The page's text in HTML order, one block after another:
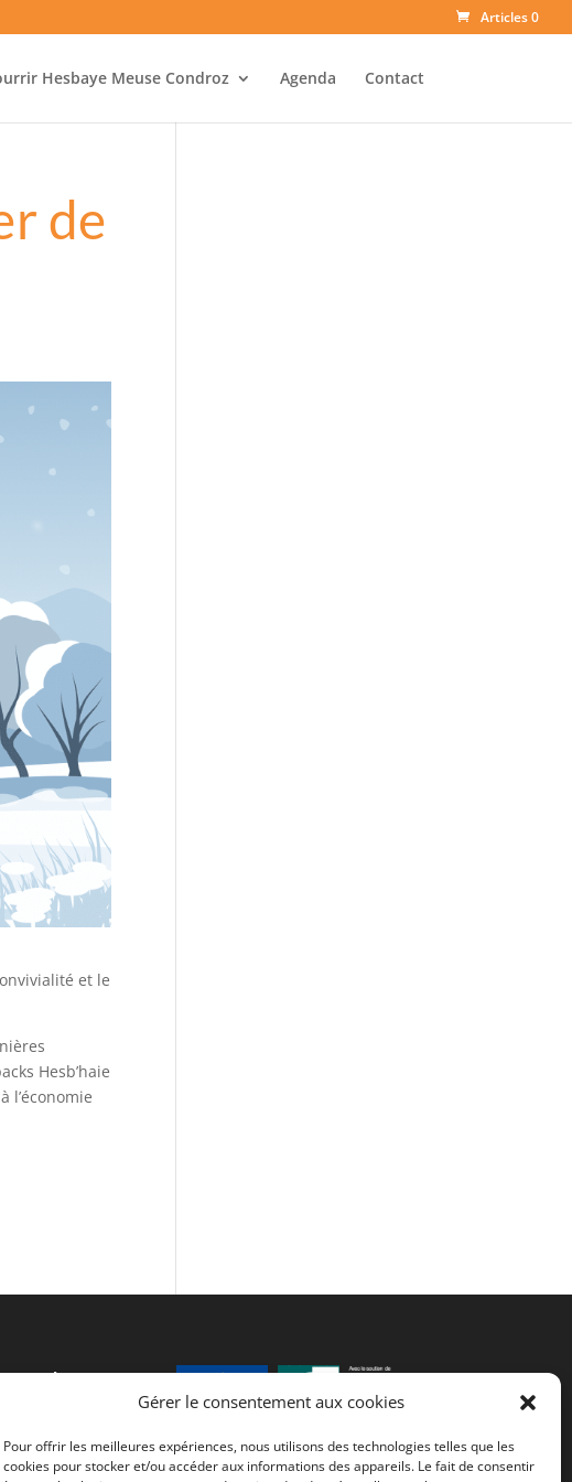
Gérer le consentement aux cookies
Pour offrir les meilleures expériences, nous utilisons des technologies telles que les
cookies pour stocker et/ou accéder aux informations des appareils. Le fait de consentir
Articles 0
Hesbaye Meuse Condroz Agenda Contact
de
et le
Hesb’haie
l’économie
Newsletter
Fonds européen agricole de